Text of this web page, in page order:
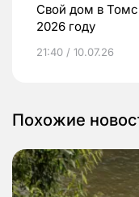
Свой дом в
2026 году
21:40 / 10.07.26
Похожие